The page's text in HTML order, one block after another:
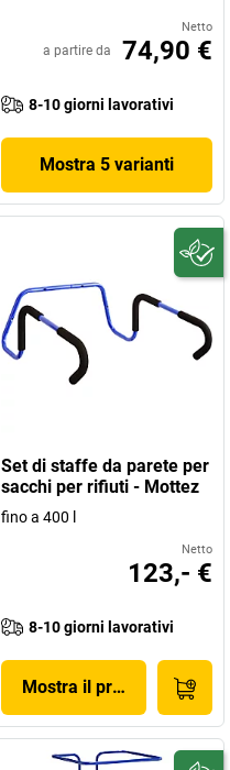
Netto
a partire da 74,90 €
8-10 giorni lavorativi
Mostra 5 varianti
Set di staffe da parete per
sacchi per rifiuti - Mottez
fino a 400 l
Netto
123,- €
8-10 giorni lavorativi
Mostra il prodotto